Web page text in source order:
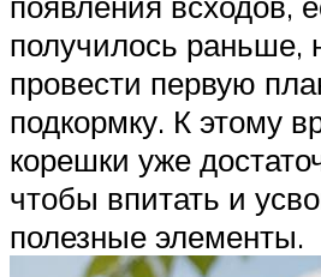
получилось раньше,
провести первую
подкормку. К этому
корешки уже
чтобы впитать и
полезные элементы.